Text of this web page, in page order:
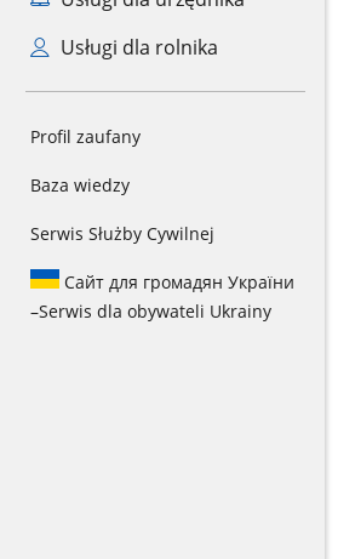
Usługi dla rolnika
Profil zaufany
Baza wiedzy
Serwis Służby Cywilnej
Сайт для громадян України
–Serwis dla obywateli Ukrainy